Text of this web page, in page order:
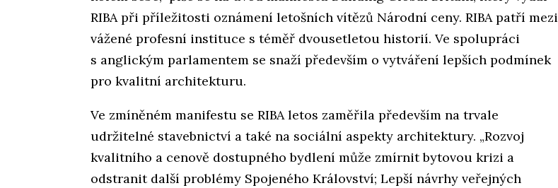
RIBA při příležitosti oznámení letošních vítězů Národní ceny. RIBA patří mezi
vážené profesní instituce s téměř dvousetletou historií. Ve spolupráci
s anglickým parlamentem se snaží především o vytváření lepších podmínek
pro kvalitní architekturu.
Ve zmíněném manifestu se RIBA letos zaměřila především na trvale
udržitelné stavebnictví a také na sociální aspekty architektury. „Rozvoj
kvalitního a cenově dostupného bydlení může zmírnit bytovou krizi a
odstranit další problémy Spojeného Království; Lepší návrhy veřejných